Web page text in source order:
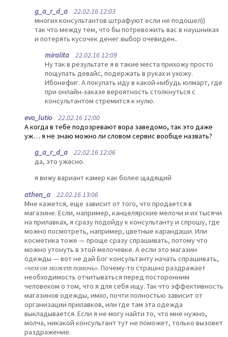
g_a_r_d_a 22.02.16 12:03
многих консультантов штрафуют если не подошел))
так что между тем, что бы потревожить вас в наушниках
и потерять кусочек денег выбор очевиден..
miralita 22.02.16 12:09
Ну так в результате я в такие места прихожу просто
пощупать девайс, подержать в руках и ухожу.
Ибонефиг. А покупать иду в какой-нибудь юлмарт, где
при онлайн-заказе вероятность столкнуться с
консультантом стремится к нулю.
evo_lutio22.02.16 12:00
А когда в тебе подозревают вора заведомо, так это даже
уж… я не знаю можно ли словом сервис вообще назвать?
g_a_r_d_a 22.02.16 12:06
да, это ужасно.
я вижу вариант камер как более щадящий
athen_a 22.02.16 13:06
Мне кажется, еще зависит от того, что продается в
магазине. Если, например, канцелярские мелочи и их тысячи
на прилавках, я сразу подойду к консультанту и спрошу, где
можно посмотреть, например, цветные карандаши. Или
косметика тоже — проще сразу спрашивать, потому что
можно утонуть в этой мелочевке. А если это магазин
одежды — вот не дай Бог консультанту начать спрашивать,
«чем он может помочь». Почему-то страшно раздражает
необходимость отчитываться перед посторонним
человеком о том, что я для себя ищу. Так что эффективность
магазинов одежды, имхо, почти полностью зависит от
организации прилавков, или где там эта одежда
выкладывается. Если я не могу найти то, что мне нужно,
молча, никакой консультант тут не поможет, только вызовет
раздражение.